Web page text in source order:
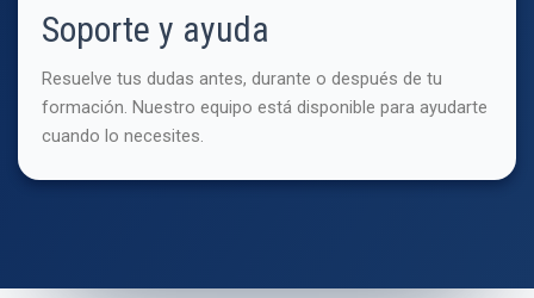
Soporte y ayuda
Resuelve tus dudas antes, durante o después de tu
formación. Nuestro equipo está disponible para ayudarte
cuando lo necesites.